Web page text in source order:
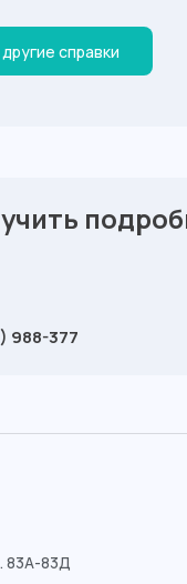
справки
988-377
83А-83Д